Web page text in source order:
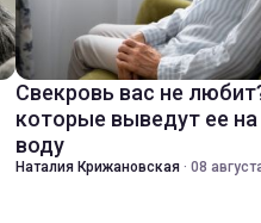
Свекровь вас не
которые выведут ее
воду
Наталия Крижановская · 08